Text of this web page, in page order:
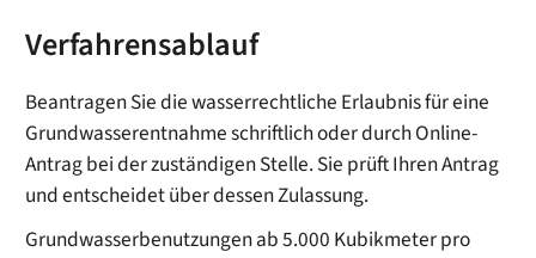
Verfahrensablauf
Beantragen Sie die wasserrechtliche Erlaubnis für eine
Grundwasserentnahme schriftlich oder durch Online-
Antrag bei der zuständigen Stelle. Sie prüft Ihren Antrag
und entscheidet über dessen Zulassung.
Grundwasserbenutzungen ab 5.000 Kubikmeter pro